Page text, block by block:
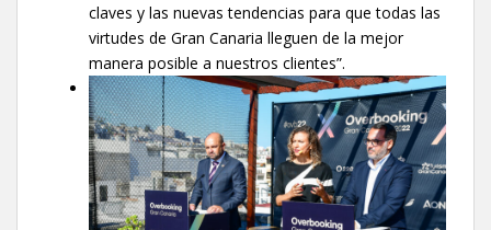
claves y las nuevas tendencias para que todas las
virtudes de Gran Canaria lleguen de la mejor
manera posible a nuestros clientes”.